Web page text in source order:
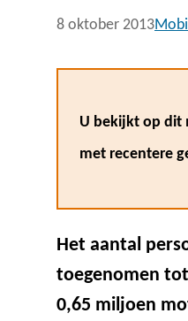
8 oktober 2013
U bekijkt op dit
met recentere
Het aantal
toegenomen
0,65 miljoen